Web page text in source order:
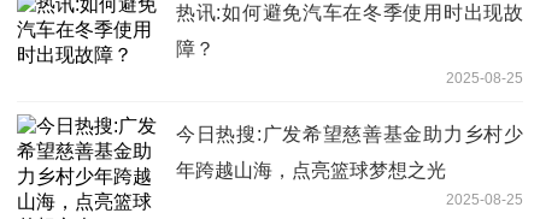
热讯:如何避免汽车在冬季使用时出现故
障？
2025-08-25
今日热搜:广发希望慈善基金助力乡村少
年跨越山海，点亮篮球梦想之光
2025-08-25